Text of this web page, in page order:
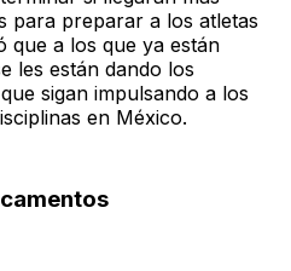
para preparar a los atletas
que a los que ya están
les están dando los
sigan impulsando a los
en México.